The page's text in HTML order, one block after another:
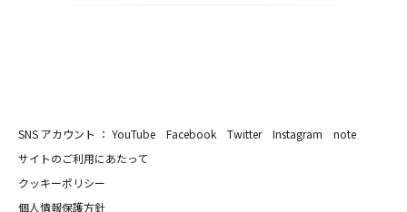
SNS アカウント ： YouTube Facebook Twitter Instagram
note
サイトのご利用にあたって
クッキーポリシー
個人情報保護方針